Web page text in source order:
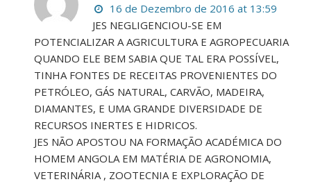
16 de Dezembro de 2016 at 13:59
JES NEGLIGENCIOU-SE EM
POTENCIALIZAR A AGRICULTURA E AGROPECUARIA
QUANDO ELE BEM SABIA QUE TAL ERA POSSÍVEL,
TINHA FONTES DE RECEITAS PROVENIENTES DO
PETRÓLEO, GÁS NATURAL, CARVÃO, MADEIRA,
DIAMANTES, E UMA GRANDE DIVERSIDADE DE
RECURSOS INERTES E HIDRICOS.
JES NÃO APOSTOU NA FORMAÇÃO ACADÉMICA DO
HOMEM ANGOLA EM MATÉRIA DE AGRONOMIA,
VETERINÁRIA , ZOOTECNIA E EXPLORAÇÃO DE